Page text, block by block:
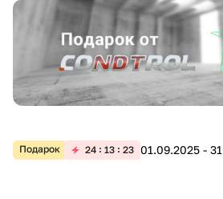
Подарок 24 13 23 01.09.2025 -
без переплат
График платежей
25%